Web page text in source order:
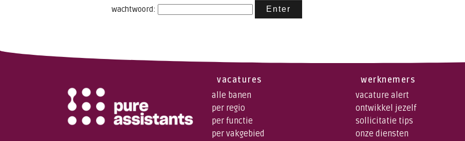
wachtwoord:
vacatures
alle banen
per regio
per functie
per vakgebied
werknemers
vacature alert
ontwikkel jezelf
sollicitatie tips
onze diensten